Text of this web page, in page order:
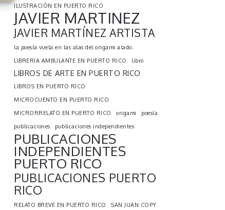
ILUSTRACIÓN EN PUERTO RICO
JAVIER MARTINEZ
JAVIER MARTÍNEZ ARTISTA
la poesía vuela en las alas del origami alado.
LIBRERIA AMBULANTE EN PUERTO RICO
libro
LIBROS DE ARTE EN PUERTO RICO
LIBROS EN PUERTO RICO
MICROCUENTO EN PUERTO RICO
MICRORRELATO EN PUERTO RICO
origami
poesía
publicaciones
publicaciones independientes
PUBLICACIONES
INDEPENDIENTES
PUERTO RICO
PUBLICACIONES PUERTO
RICO
RELATO BREVE EN PUERTO RICO
SAN JUAN COPY